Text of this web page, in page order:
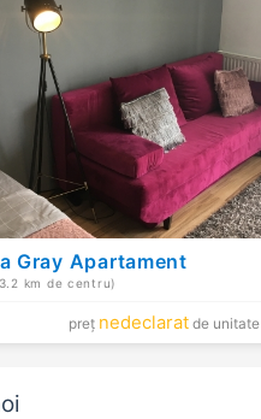
Gray Apartament
km de centru)
preț nedeclarat de unitate